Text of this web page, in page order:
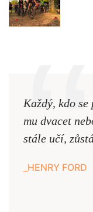
Každý, kdo
mu dvacet
stále učí,
HENRY FORD